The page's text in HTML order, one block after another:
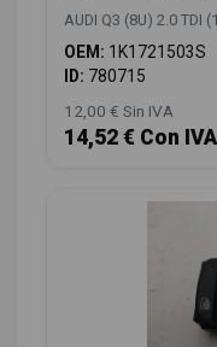
AUDI Q3 (8U) 2.0 TDI
OEM: 1K1721503S
ID: 780715
12,00 € Sin IVA
14,52 € Con IVA